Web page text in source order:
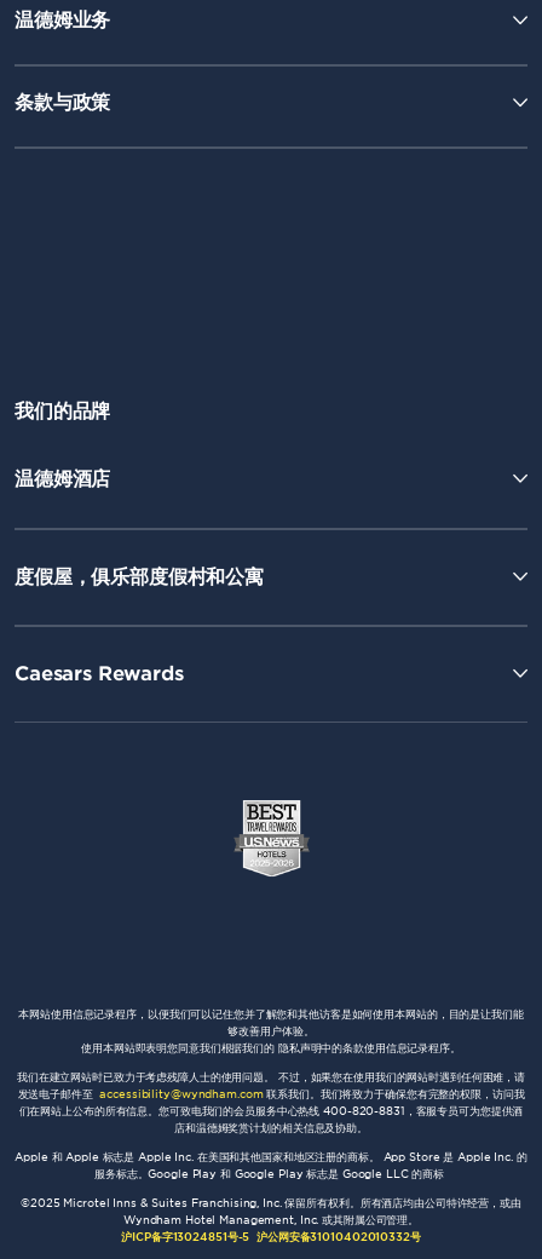
温德姆业务
条款与政策
我们的品牌
温德姆酒店
度假屋，俱乐部度假村和公寓
Caesars Rewards
本网站使用信息记录程序，以便我们可以记住您并了解您和其他访客是如何使用本网站的，目的是让我们能
够改善用户体验。
使用本网站即表明您同意我们根据我们的 隐私声明中的条款使用信息记录程序。
我们在建立网站时已致力于考虑残障人士的使用问题。 不过，如果您在使用我们的网站时遇到任何困难，请
发送电子邮件至accessibility@wyndham.com联系我们。我们将致力于确保您有完整的权限，访问我
们在网站上公布的所有信息。您可致电我们的会员服务中心热线 400-820-8831，客服专员可为您提供酒
店和温德姆奖赏计划的相关信息及协助。
Apple 和 Apple 标志是 Apple Inc. 在美国和其他国家和地区注册的商标。 App Store 是 Apple Inc. 的
服务标志。Google Play 和 Google Play 标志是 Google LLC 的商标
©2025 Microtel Inns & Suites Franchising, Inc. 保留所有权利。所有酒店均由公司特许经营，或由
Wyndham Hotel Management, Inc. 或其附属公司管理。
沪ICP备字13024851号-5 沪公网安备31010402010332号